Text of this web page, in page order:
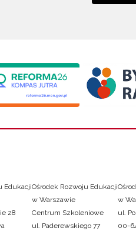
Edukacji
28
Ośrodek Rozwoju Edukacji
w Warszawie
Centrum Szkoleniowe
ul. Paderewskiego 77
w
ul.
00-